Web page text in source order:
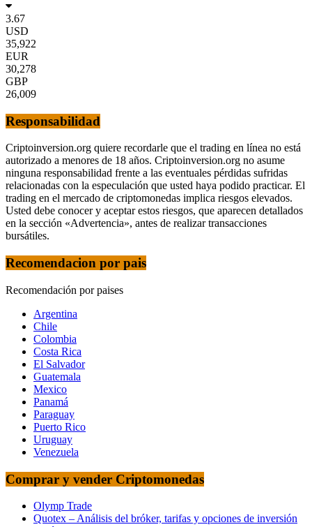
3.67
USD
35,922
EUR
30,278
GBP
26,009
Responsabilidad
Criptoinversion.org quiere recordarle que el trading en línea no está
autorizado a menores de 18 años. Criptoinversion.org no asume
ninguna responsabilidad frente a las eventuales pérdidas sufridas
relacionadas con la especulación que usted haya podido practicar. El
trading en el mercado de criptomonedas implica riesgos elevados.
Usted debe conocer y aceptar estos riesgos, que aparecen detallados
en la sección «Advertencia», antes de realizar transacciones
bursátiles.
Recomendacion por pais
Recomendación por paises
Argentina
Chile
Colombia
Costa Rica
El Salvador
Guatemala
Mexico
Panamá
Paraguay
Puerto Rico
Uruguay
Venezuela
Comprar y vender Criptomonedas
Olymp Trade
Quotex – Análisis del bróker, tarifas y opciones de inversión